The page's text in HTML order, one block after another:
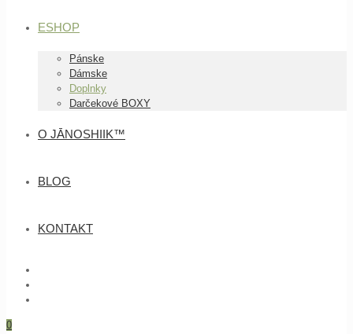
ESHOP
Pánske
Dámske
Doplnky
Darčekové BOXY
O JĀNOSHIIK™
BLOG
KONTAKT
0